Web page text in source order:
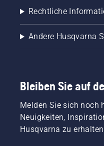
Rechtliche
Andere Husqvarna
Bleiben Sie auf
Melden Sie sich noch
Neuigkeiten,
Husqvarna zu